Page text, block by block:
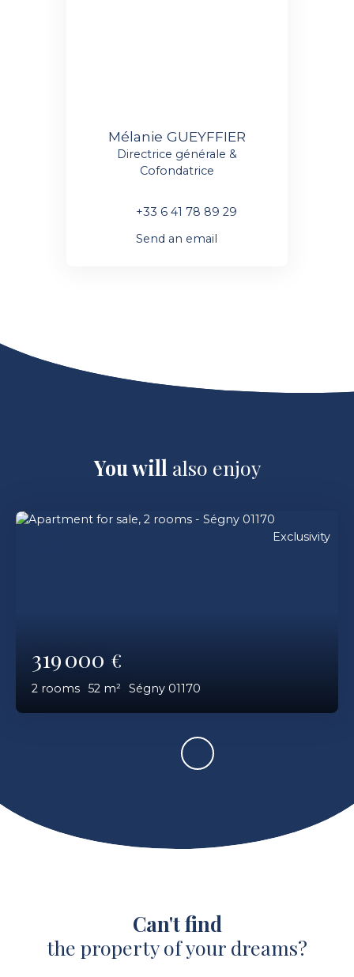
Mélanie GUEYFFIER
Directrice générale &
Cofondatrice
+33 6 41 78 89 29
Send an email
You will also enjoy
319 000 €
2 rooms 52 m² Ségny 01170
Exclusivity
Can't find
the property of your dreams?